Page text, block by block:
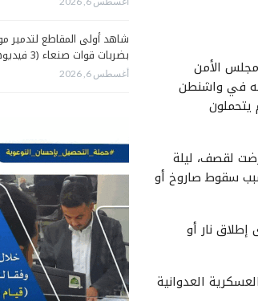
الأمن
في واشنطن
لقصف، ليلة
من مبنى السفارة، تم بسبب سقوط صاروخ أو
نار أو
العدوانية
شاهد أولى المقاطع لتدمير
بضربات قوات صنعاء (3 فيديوهات)
أغسطس 6, 2026